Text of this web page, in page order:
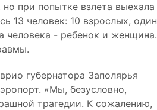
при попытке взлета выехала
13 человек: 10 взрослых, один
человека - ребенок и женщина.
губернатора Заполярья
«Мы, безусловно,
трагедии. К сожалению,